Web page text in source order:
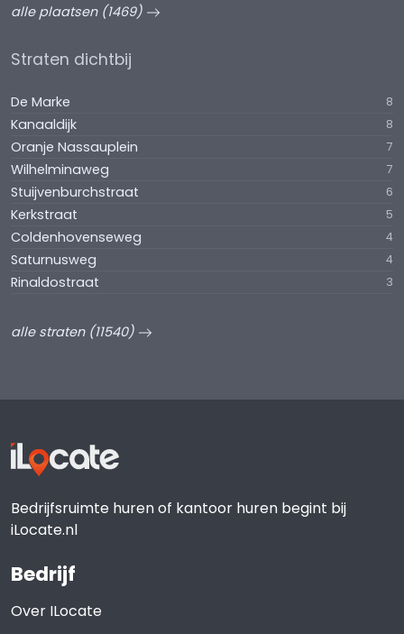
alle plaatsen (1469)
Straten dichtbij
De Marke 8
Kanaaldijk 8
Oranje Nassauplein 7
Wilhelminaweg 7
Stuijvenburchstraat 6
Kerkstraat 5
Coldenhovenseweg 4
Saturnusweg 4
Rinaldostraat 3
alle straten (11540)
Bedrijfsruimte huren of kantoor huren begint bij
iLocate.nl
Bedrijf
Over ILocate